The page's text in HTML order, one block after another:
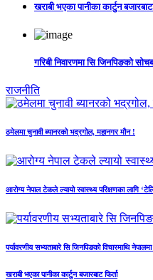
खराबी भएका पानीका कार्टुन बजारबाट
गरिबी निवारणमा सि जिनपिङको
राजनीति
ठमेलमा चुनावी ब्यानरको भद्रगोल, महानगर मौन !
आरोग्य नेपाल टेकले ल्यायो स्वास्थ्य परिक्षणका लागि
पर्यावरणीय सभ्यताबारे सि जिनपिङको विचारमाथि
खराबी भएका पानीका कार्टुन बजारबाट फिर्ता